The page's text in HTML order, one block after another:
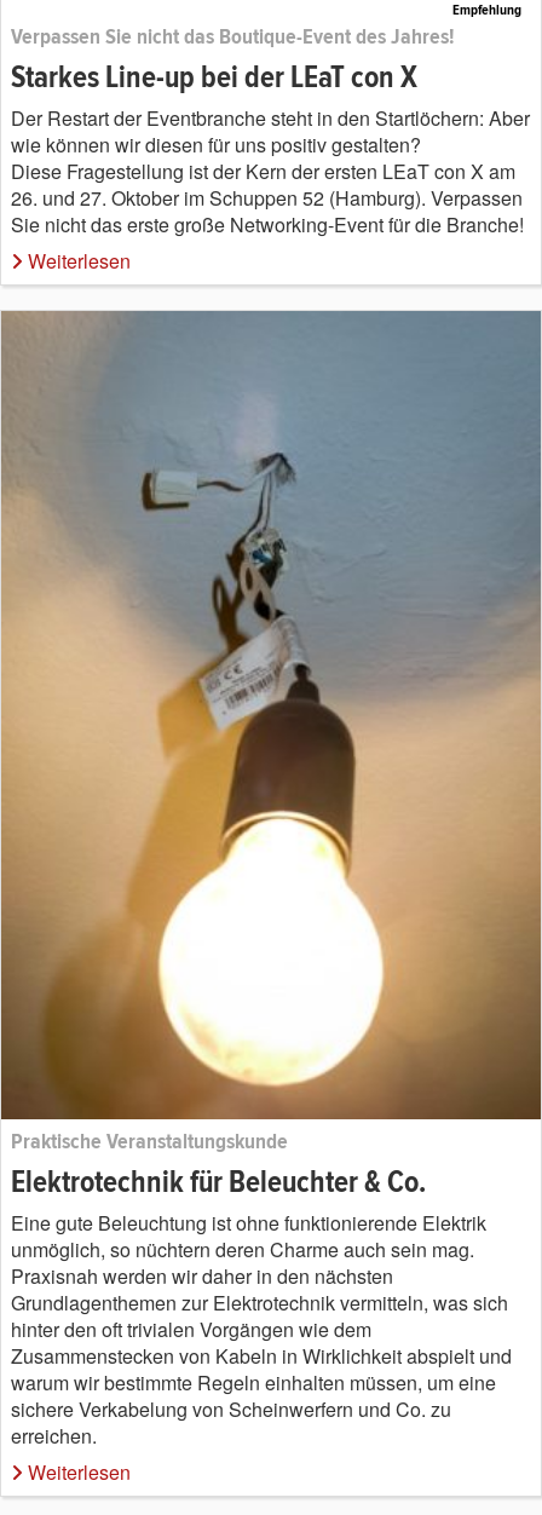
Empfehlung
Verpassen Sie nicht das Boutique-Event des Jahres!
Starkes Line-up bei der LEaT con X
Der Restart der Eventbranche steht in den Startlöchern: Aber
wie können wir diesen für uns positiv gestalten?
Diese Fragestellung ist der Kern der ersten LEaT con X am
26. und 27. Oktober im Schuppen 52 (Hamburg). Verpassen
Sie nicht das erste große Networking-Event für die Branche!
Weiterlesen
Praktische Veranstaltungskunde
Elektrotechnik für Beleuchter & Co.
Eine gute Beleuchtung ist ohne funktionierende Elektrik
unmöglich, so nüchtern deren Charme auch sein mag.
Praxisnah werden wir daher in den nächsten
Grundlagenthemen zur Elektrotechnik vermitteln, was sich
hinter den oft trivialen Vorgängen wie dem
Zusammenstecken von Kabeln in Wirklichkeit abspielt und
warum wir bestimmte Regeln einhalten müssen, um eine
sichere Verkabelung von Scheinwerfern und Co. zu
erreichen.
Weiterlesen